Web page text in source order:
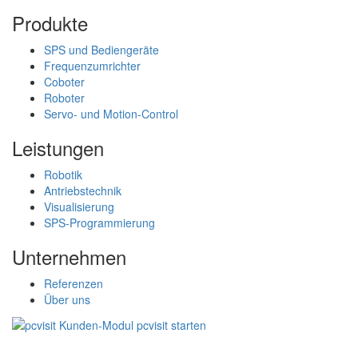
Produkte
SPS und Bediengeräte
Frequenzumrichter
Coboter
Roboter
Servo- und Motion-Control
Leistungen
Robotik
Antriebstechnik
Visualisierung
SPS-Programmierung
Unternehmen
Referenzen
Über uns